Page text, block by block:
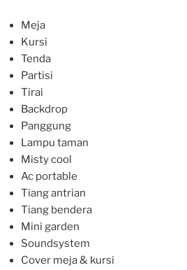
Meja
Kursi
Tenda
Partisi
Tirai
Backdrop
Panggung
Lampu taman
Misty cool
Ac portable
Tiang antrian
Tiang bendera
Mini garden
Soundsystem
Cover meja & kursi